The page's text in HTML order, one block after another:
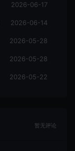
2026-06-17
2026-06-14
2026-05-28
2026-05-28
2026-05-22
暂无评论